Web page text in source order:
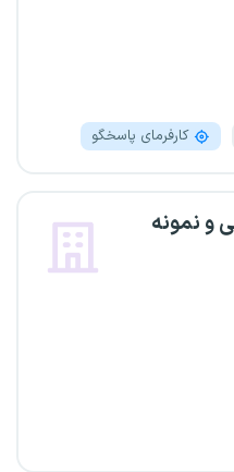
کارفرمای پاسخگو
و نمونه